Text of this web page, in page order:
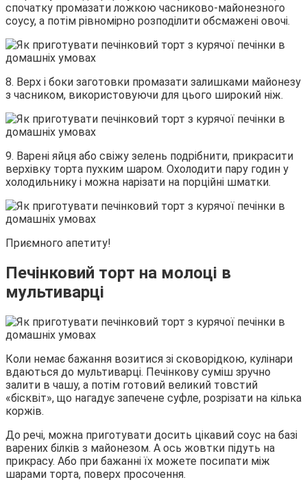
спочатку промазати ложкою часниково-майонезного
соусу, а потім рівномірно розподілити обсмажені овочі.
8. Верх і боки заготовки промазати залишками майонезу
з часником, використовуючи для цього широкий ніж.
9. Варені яйця або свіжу зелень подрібнити, прикрасити
верхівку торта пухким шаром. Охолодити пару годин у
холодильнику і можна нарізати на порційні шматки.
Приємного апетиту!
Печінковий торт на молоці в
мультиварці
Коли немає бажання возитися зі сковорідкою, кулінари
вдаються до мультиварці. Печінкову суміш зручно
залити в чашу, а потім готовий великий товстий
«бісквіт», що нагадує запечене суфле, розрізати на кілька
коржів.
До речі, можна приготувати досить цікавий соус на базі
варених білків з майонезом. А ось жовтки підуть на
прикрасу. Або при бажанні їх можете посипати між
шарами торта, поверх просочення.